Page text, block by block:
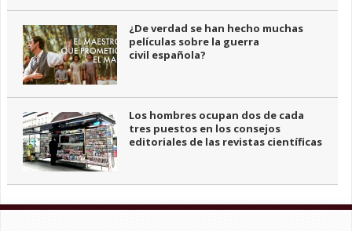
¿De verdad se han hecho muchas
películas sobre la guerra
civil española?
Los hombres ocupan dos de cada
tres puestos en los consejos
editoriales de las revistas científicas